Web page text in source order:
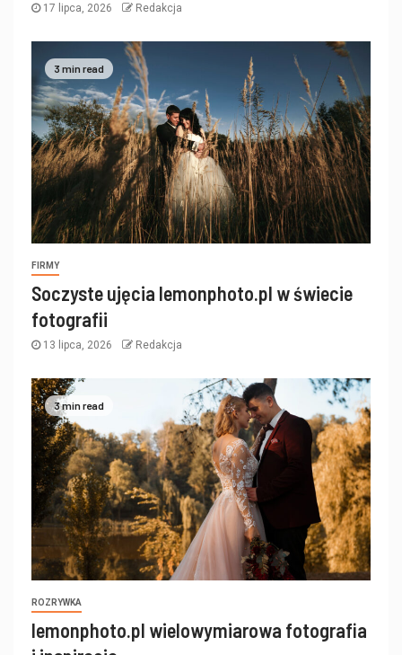
17 lipca, 2026 Redakcja
3 min read
FIRMY
Soczyste ujęcia lemonphoto.pl w świecie
fotografii
13 lipca, 2026 Redakcja
3 min read
ROZRYWKA
lemonphoto.pl wielowymiarowa fotografia